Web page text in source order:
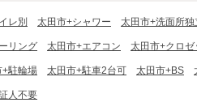
レ別 太田市+シャワー 太田市+洗面所独
リング 太田市+エアコン 太田市+クロゼ
+駐輪場 太田市+駐車2台可 太田市+BS
人不要